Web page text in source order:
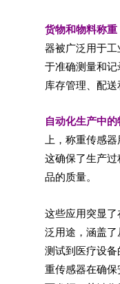
货物和物料称重
器被广泛用于
于准确测量和
库存管理、配送
自动化生产中的
上，称重传感器
这确保了生产
品的质量。
这些应用突显
泛用途，涵盖
测试到医疗设
重传感器在确